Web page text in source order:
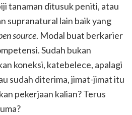
tanaman ditusuk peniti, atau
supranatural lain baik yang
source. Modal buat berkarier
Sudah bukan
koneksi, katebelece, apalagi
sudah diterima, jimat-jimat itu
pekerjaan kalian? Terus